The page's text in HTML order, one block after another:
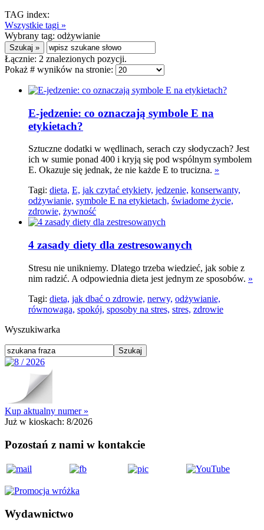
TAG index:
Wszystkie tagi »
Wybrany tag: odżywianie
Łącznie: 2 znalezionych pozycji.
Pokaż # wyników na stronie:
E-jedzenie: co oznaczają symbole E na
etykietach?
Sztuczne dodatki w wędlinach, serach czy słodyczach? Jest
ich w sumie ponad 400 i kryją się pod wspólnym symbolem
E. Okazuje się jednak, że nie każde E to trucizna. »
Tagi: dieta, E, jak czytać etykiety, jedzenie, konserwanty,
odżywianie, symbole E na etykietach, świadome życie,
zdrowie, żywność
4 zasady diety dla zestresowanych
Stresu nie unikniemy. Dlatego trzeba wiedzieć, jak sobie z
nim radzić. A odpowiednia dieta jest jednym ze sposobów. »
Tagi: dieta, jak dbać o zdrowie, nerwy, odżywianie,
równowaga, spokój, sposoby na stres, stres, zdrowie
Wyszukiwarka
Kup aktualny numer »
Już w kioskach: 8/2026
Pozostań z nami w kontakcie
Wydawnictwo